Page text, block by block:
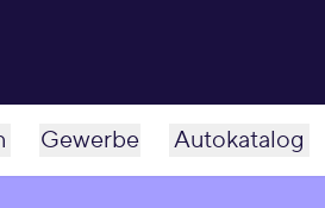
Gewerbe Autokatalog